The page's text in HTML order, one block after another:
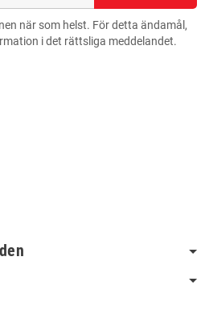
när som helst. För detta ändamål,
i det rättsliga meddelandet.